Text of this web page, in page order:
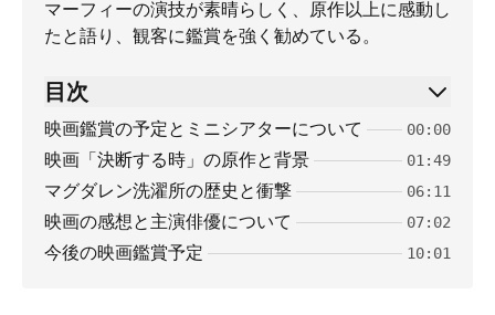
マーフィーの演技が素晴らしく、原作以上に感動し
たと語り、観客に鑑賞を強く勧めている。
目次
映画鑑賞の予定とミニシアターについて 00:00
映画「決断する時」の原作と背景 01:49
マグダレン洗濯所の歴史と衝撃 06:11
映画の感想と主演俳優について 07:02
今後の映画鑑賞予定 10:01